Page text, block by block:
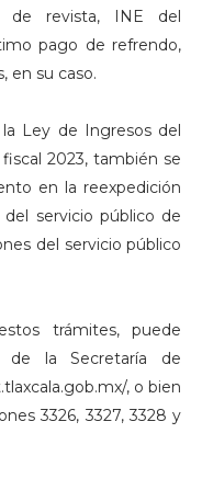
de revista, INE del
pago de refrendo,
en su caso.
Ley de Ingresos del
2023, también se
en la reexpedición
servicio público de
del servicio público
trámites, puede
de la Secretaría de
, o bien
3326, 3327, 3328 y